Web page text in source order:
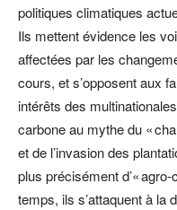
politiques climatiques
Ils mettent évidence les
affectées par les
cours, et s’opposent aux
intérêts des
carbone au mythe du «
et de l’invasion des
plus précisément d’«
temps, ils s’attaquent à la